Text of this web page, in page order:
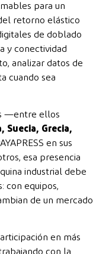
para un
retorno elástico
de doblado
y conectividad
analizar datos de
cuando sea
—entre ellos
Suecia, Grecia,
en sus
esa presencia
industrial debe
con equipos,
de un mercado
en más
con la